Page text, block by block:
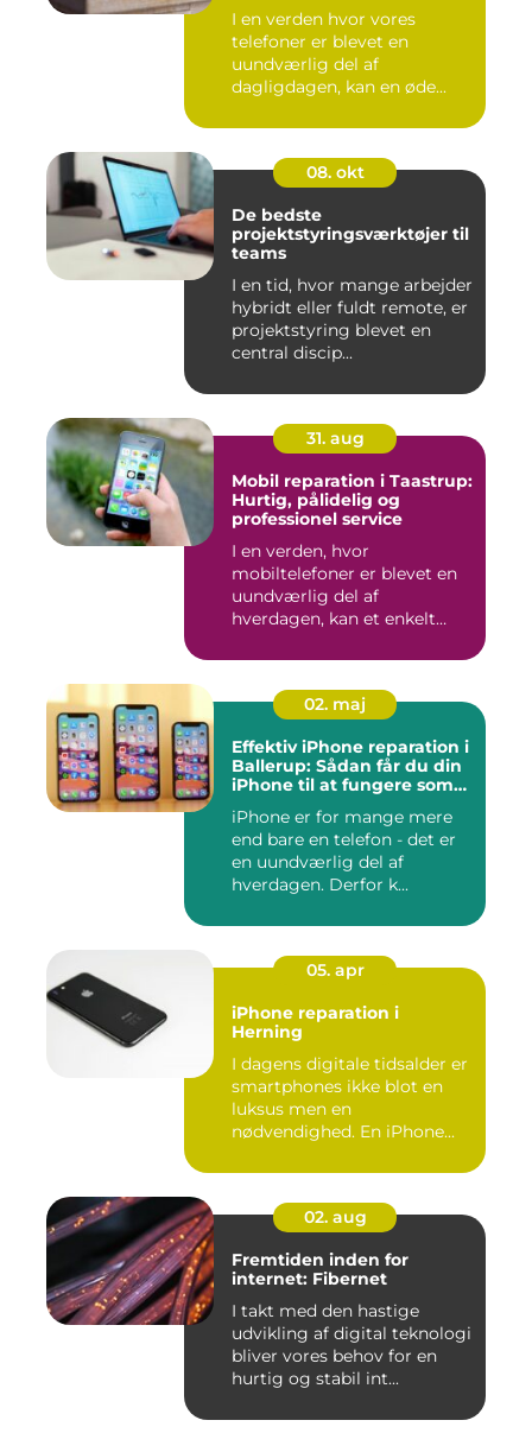
I en verden hvor vores
telefoner er blevet en
uundværlig del af
dagligdagen, kan en øde...
08. okt
De bedste
projektstyringsværktøjer til
teams
I en tid, hvor mange arbejder
hybridt eller fuldt remote, er
projektstyring blevet en
central discip...
31. aug
Mobil reparation i Taastrup:
Hurtig, pålidelig og
professionel service
I en verden, hvor
mobiltelefoner er blevet en
uundværlig del af
hverdagen, kan et enkelt
02. maj
Effektiv iPhone reparation i
Ballerup: Sådan får du din
iPhone til at fungere som
iPhone er for mange mere
end bare en telefon - det er
en uundværlig del af
hverdagen. Derfor k...
05. apr
iPhone reparation i
Herning
I dagens digitale tidsalder er
smartphones ikke blot en
luksus men en
nødvendighed. En iPhone...
02. aug
Fremtiden inden for
internet: Fibernet
I takt med den hastige
udvikling af digital teknologi
bliver vores behov for en
hurtig og stabil int...